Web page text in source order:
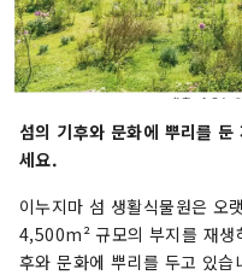
섬의 기후와 문화에 뿌리를
세요.
이누지마 섬 생활식물원은 오
4,500m² 규모의 부지를 재생
후와 문화에 뿌리를 두고 있